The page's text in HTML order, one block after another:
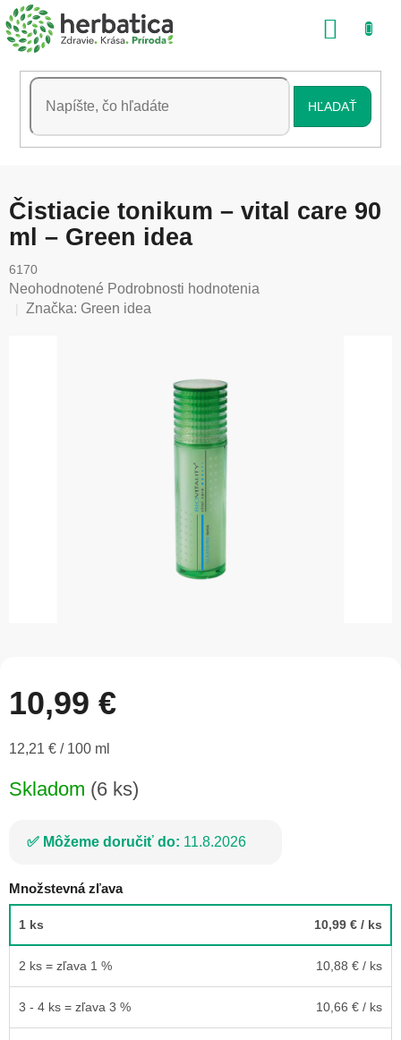
Prejsť
na
obsah
HĽADAŤ
Čistiacie tonikum – vital care 90
ml – Green idea
6170
Priemerné
hodnotenie
Neohodnotené Podrobnosti hodnotenia
Značka: Green idea
10,99 €
Jednotková
12,21 € / 100 ml
Skladom (6 ks)
Môžeme doručiť do: 11.8.2026
Množstevná zľava
1 ks 10,99 € / ks
2 ks = zľava 1 % 10,88 € / ks
3 - 4 ks = zľava 3 % 10,66 € / ks